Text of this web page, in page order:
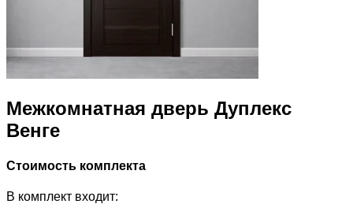
Межкомнатная дверь Дуплекс
Венге
Стоимость комплекта
В комплект входит: